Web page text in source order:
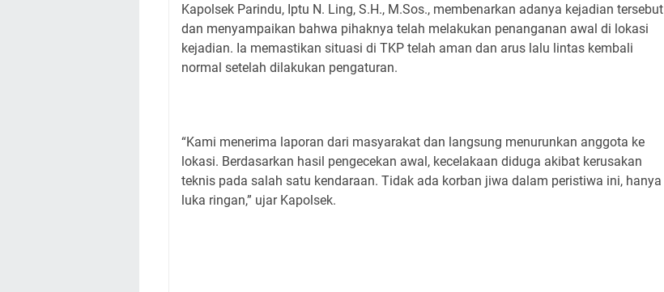
Kapolsek Parindu, Iptu N. Ling, S.H., M.Sos., membenarkan adanya kejadian tersebut
dan menyampaikan bahwa pihaknya telah melakukan penanganan awal di lokasi
kejadian. Ia memastikan situasi di TKP telah aman dan arus lalu lintas kembali
normal setelah dilakukan pengaturan.
“Kami menerima laporan dari masyarakat dan langsung menurunkan anggota ke
lokasi. Berdasarkan hasil pengecekan awal, kecelakaan diduga akibat kerusakan
teknis pada salah satu kendaraan. Tidak ada korban jiwa dalam peristiwa ini, hanya
luka ringan,” ujar Kapolsek.